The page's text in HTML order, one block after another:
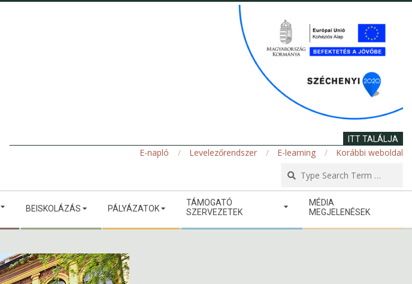
ITT TALÁLJA
E-napló Levelezőrendszer E-learning
Korábbi weboldal
BEISKOLÁZÁS PÁLYÁZATOK
TÁMOGATÓ
SZERVEZETEK
MÉDIA
MEGJELENÉSEK